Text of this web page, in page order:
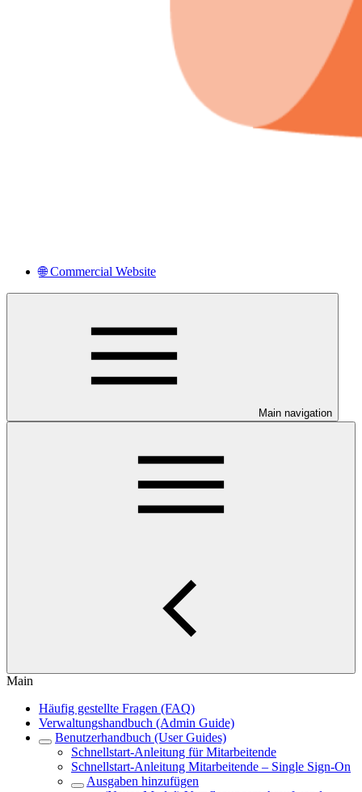
🌐 Commercial Website
Main navigation
Main
Häufig gestellte Fragen (FAQ)
Verwaltungshandbuch (Admin Guide)
Benutzerhandbuch (User Guides)
Schnellstart-Anleitung für Mitarbeitende
Schnellstart-Anleitung Mitarbeitende – Single Sign-On
Ausgaben hinzufügen